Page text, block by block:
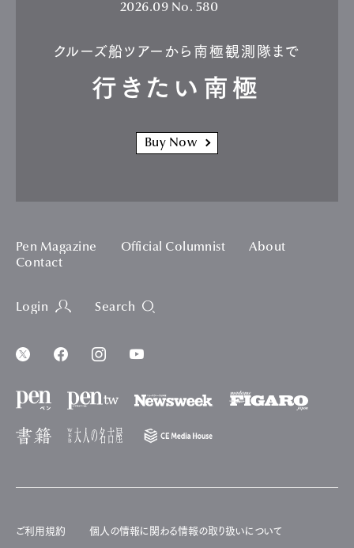
2026.09 No. 580
クルーズ船ツアーから南極観測隊まで
行きたい南極
Buy Now
Pen Magazine Official Columnist
About
Contact
Login Search
ご利用規約 個人の情報に関わる情報の取り扱いについて